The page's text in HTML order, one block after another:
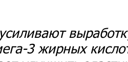
3 жирных